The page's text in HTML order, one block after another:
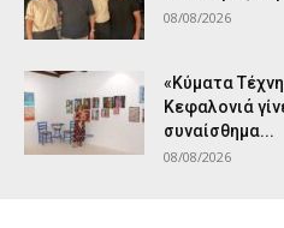
08/08/2026
«Κύματα
Κεφαλονιά
συναίσθημα...
08/08/2026